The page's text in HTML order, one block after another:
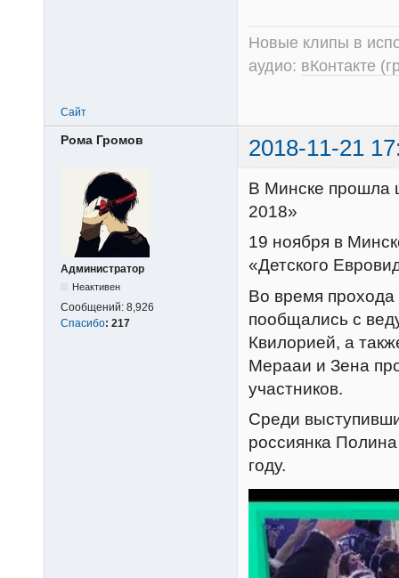
Новые клипы в
аудио: вКонтакте
Сайт
Рома Громов 2018-11-21
Администратор
Неактивен
Сообщений: 8,926
Спасибо: 217
В Минске прошла
2018»
19 ноября в
«Детского
Во время прохода
пообщались с
Квилорией, а
Мерааи и Зена
участников.
Среди
россиянка
году.